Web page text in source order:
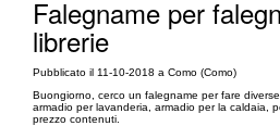
Falegname per
librerie
Pubblicato il 11-10-2018 a Como (Como)
Buongiorno, cerco un falegname per fare diverse
armadio per lavanderia, armadio per la caldaia,
prezzo contenuti.